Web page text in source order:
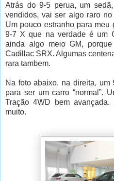
Atrás do 9-5 perua, um
vendidos, vai ser algo raro
Um pouco estranho para
9-7 X que na verdade é um
ainda algo meio GM,
Cadillac SRX. Algumas
rara tambem.
Na foto abaixo, na direita, um
para ser um carro “normal”.
Tração 4WD bem
muito.